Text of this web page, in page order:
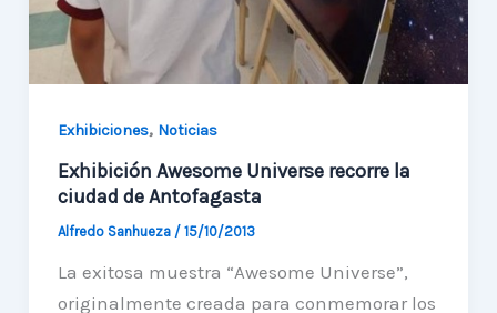
Exhibiciones, Noticias
Exhibición Awesome Universe recorre la
ciudad de Antofagasta
Alfredo Sanhueza / 15/10/2013
La exitosa muestra “Awesome Universe”,
originalmente creada para conmemorar los